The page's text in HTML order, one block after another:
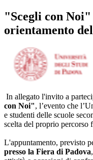
"Scegli con
orientamento
In allegato l'invito a
con Noi", l’evento che
e studenti delle scuole
scelta del proprio percorso
L'appuntamento, previsto
presso la Fiera di Padova